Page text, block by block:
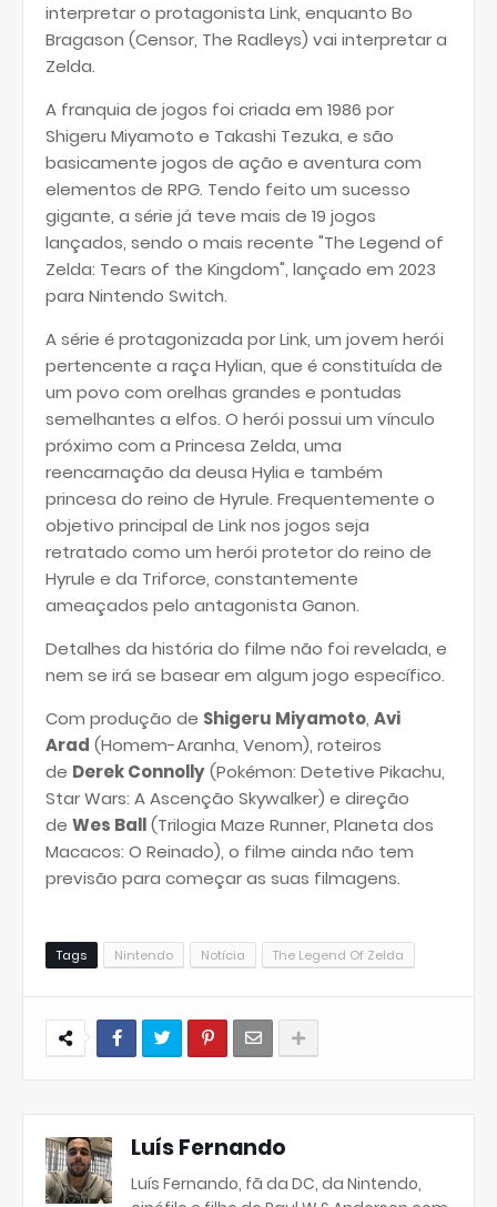
interpretar o protagonista Link, enquanto Bo
Bragason (Censor, The Radleys) vai interpretar a
Zelda.
A franquia de jogos foi criada em 1986 por
Shigeru Miyamoto e Takashi Tezuka, e são
basicamente jogos de ação e aventura com
elementos de RPG. Tendo feito um sucesso
gigante, a série já teve mais de 19 jogos
lançados, sendo o mais recente "The Legend of
Zelda: Tears of the Kingdom", lançado em 2023
para Nintendo Switch.
A série é protagonizada por Link, um jovem herói
pertencente a raça Hylian, que é constituída de
um povo com orelhas grandes e pontudas
semelhantes a elfos. O herói possui um vínculo
próximo com a Princesa Zelda, uma
reencarnação da deusa Hylia e também
princesa do reino de Hyrule. Frequentemente o
objetivo principal de Link nos jogos seja
retratado como um herói protetor do reino de
Hyrule e da Triforce, constantemente
ameaçados pelo antagonista Ganon.
Detalhes da história do filme não foi revelada, e
nem se irá se basear em algum jogo específico.
Com produção de Shigeru Miyamoto, Avi
Arad (Homem-Aranha, Venom), roteiros
de Derek Connolly(Pokémon: Detetive Pikachu,
Star Wars: A Ascenção Skywalker) e direção
de Wes Ball(Trilogia Maze Runner, Planeta dos
Macacos: O Reinado), o filme ainda não tem
previsão para começar as suas filmagens.
Tags Nintendo Notícia The Legend Of Zelda
Luís Fernando
Luís Fernando, fã da DC, da Nintendo,